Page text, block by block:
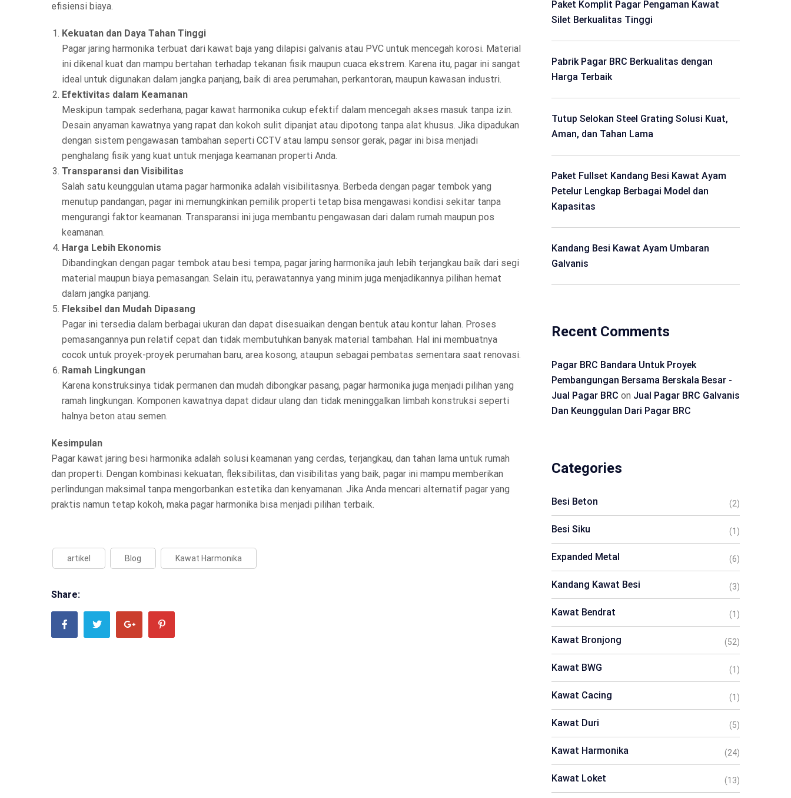
efisiensi biaya.
Kekuatan dan Daya Tahan Tinggi
Pagar jaring harmonika terbuat dari kawat baja yang dilapisi galvanis atau PVC untuk mencegah korosi. Material
ini dikenal kuat dan mampu bertahan terhadap tekanan fisik maupun cuaca ekstrem. Karena itu, pagar ini sangat
ideal untuk digunakan dalam jangka panjang, baik di area perumahan, perkantoran, maupun kawasan industri.
Efektivitas dalam Keamanan
Meskipun tampak sederhana, pagar kawat harmonika cukup efektif dalam mencegah akses masuk tanpa izin.
Desain anyaman kawatnya yang rapat dan kokoh sulit dipanjat atau dipotong tanpa alat khusus. Jika dipadukan
dengan sistem pengawasan tambahan seperti CCTV atau lampu sensor gerak, pagar ini bisa menjadi
penghalang fisik yang kuat untuk menjaga keamanan properti Anda.
Transparansi dan Visibilitas
Salah satu keunggulan utama pagar harmonika adalah visibilitasnya. Berbeda dengan pagar tembok yang
menutup pandangan, pagar ini memungkinkan pemilik properti tetap bisa mengawasi kondisi sekitar tanpa
mengurangi faktor keamanan. Transparansi ini juga membantu pengawasan dari dalam rumah maupun pos
keamanan.
Harga Lebih Ekonomis
Dibandingkan dengan pagar tembok atau besi tempa, pagar jaring harmonika jauh lebih terjangkau baik dari segi
material maupun biaya pemasangan. Selain itu, perawatannya yang minim juga menjadikannya pilihan hemat
dalam jangka panjang.
Fleksibel dan Mudah Dipasang
Pagar ini tersedia dalam berbagai ukuran dan dapat disesuaikan dengan bentuk atau kontur lahan. Proses
pemasangannya pun relatif cepat dan tidak membutuhkan banyak material tambahan. Hal ini membuatnya
cocok untuk proyek-proyek perumahan baru, area kosong, ataupun sebagai pembatas sementara saat renovasi.
Ramah Lingkungan
Karena konstruksinya tidak permanen dan mudah dibongkar pasang, pagar harmonika juga menjadi pilihan yang
ramah lingkungan. Komponen kawatnya dapat didaur ulang dan tidak meninggalkan limbah konstruksi seperti
halnya beton atau semen.
Kesimpulan
Pagar kawat jaring besi harmonika adalah solusi keamanan yang cerdas, terjangkau, dan tahan lama untuk rumah
dan properti. Dengan kombinasi kekuatan, fleksibilitas, dan visibilitas yang baik, pagar ini mampu memberikan
perlindungan maksimal tanpa mengorbankan estetika dan kenyamanan. Jika Anda mencari alternatif pagar yang
praktis namun tetap kokoh, maka pagar harmonika bisa menjadi pilihan terbaik.
artikel Blog Kawat Harmonika
Share:
Paket Komplit Pagar Pengaman Kawat
Silet Berkualitas Tinggi
Pabrik Pagar BRC Berkualitas dengan
Harga Terbaik
Tutup Selokan Steel Grating Solusi Kuat,
Aman, dan Tahan Lama
Paket Fullset Kandang Besi Kawat Ayam
Petelur Lengkap Berbagai Model dan
Kapasitas
Kandang Besi Kawat Ayam Umbaran
Galvanis
Recent Comments
Pagar BRC Bandara Untuk Proyek
Pembangungan Bersama Berskala Besar -
Jual Pagar BRC on Jual Pagar BRC Galvanis
Dan Keunggulan Dari Pagar BRC
Categories
Besi Beton (2)
Besi Siku (1)
Expanded Metal (6)
Kandang Kawat Besi (3)
Kawat Bendrat (1)
Kawat Bronjong (52)
Kawat BWG (1)
Kawat Cacing (1)
Kawat Duri (5)
Kawat Harmonika (24)
Kawat Loket (13)